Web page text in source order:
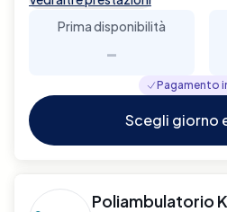
Prima disponibilità
-
Pagamento
Scegli giorno
Poliambulatorio